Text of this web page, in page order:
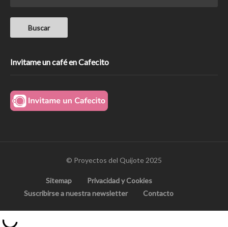
Invitame un café en Cafecito
© Proyectos del Quijote 2025
Sitemap
Privacidad y Cookies
Suscribirse a nuestra newsletter
Contacto